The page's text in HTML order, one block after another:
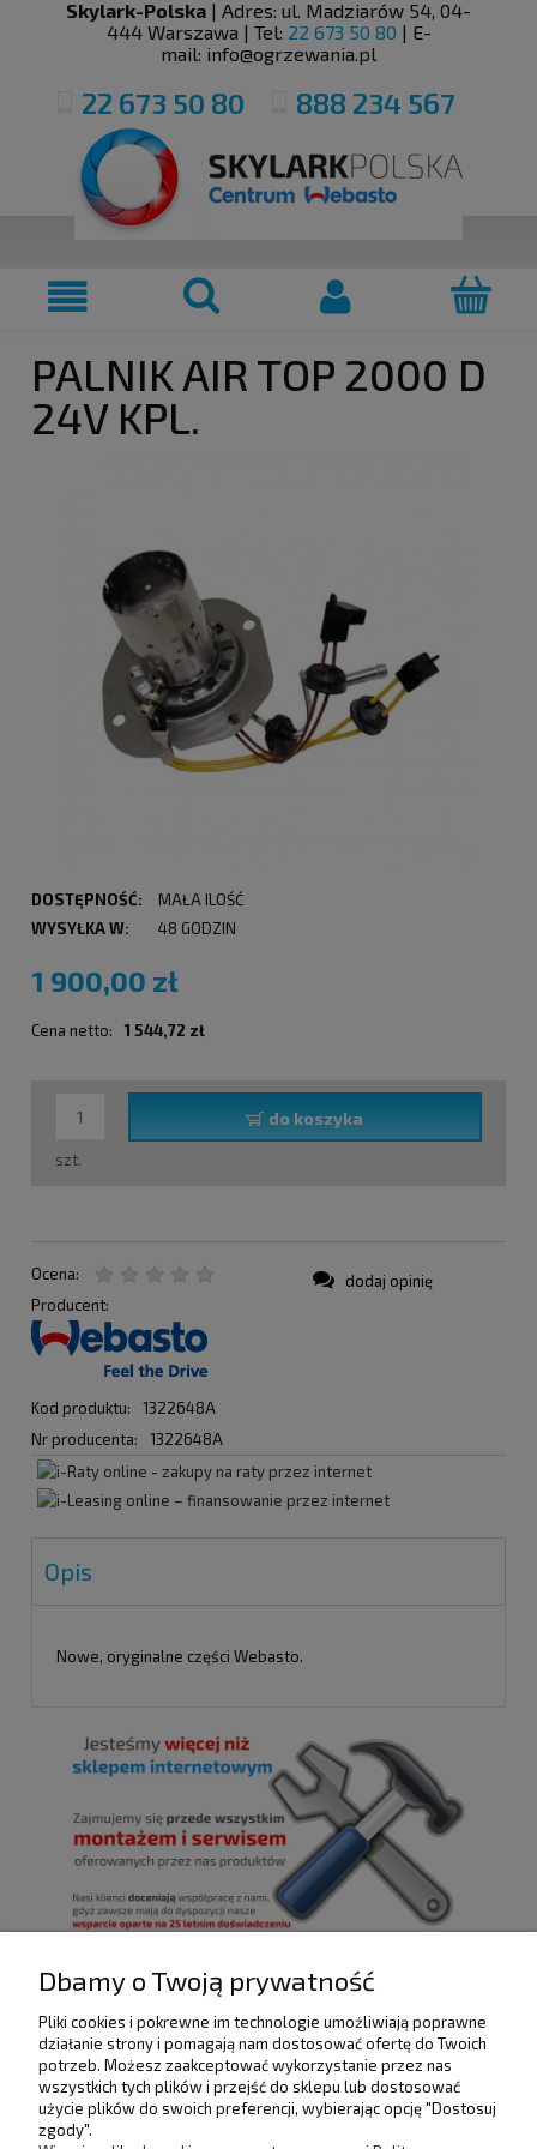
Skylark-Polska | Adres: ul. Madziarów 54, 04-
444 Warszawa | Tel: 22 673 50 80 | E-
mail: info@ogrzewania.pl
22 673 50 80 888 234 567
PALNIK AIR TOP 2000 D
24V KPL.
DOSTĘPNOŚĆ:
MAŁA ILOŚĆ
WYSYŁKA W:
48 GODZIN
1 900,00 zł
Cena netto: 1 544,72 zł
szt.
do koszyka
Ocena:
Producent:
Kod produktu:
1322648A
Nr producenta:
1322648A
dodaj opinię
Opis
Nowe, oryginalne części Webasto.
POMOC
DOSTAWA I PŁATNOŚCI
Dbamy o Twoją prywatność
Pliki cookies i pokrewne im technologie umożliwiają poprawne
działanie strony i pomagają nam dostosować ofertę do Twoich
potrzeb. Możesz zaakceptować wykorzystanie przez nas
wszystkich tych plików i przejść do sklepu lub dostosować
użycie plików do swoich preferencji, wybierając opcję "Dostosuj
zgody".